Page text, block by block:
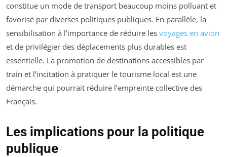
constitue un mode de transport beaucoup moins polluant et
favorisé par diverses politiques publiques. En parallèle, la
sensibilisation à l’importance de réduire les voyages en avion
et de privilégier des déplacements plus durables est
essentielle. La promotion de destinations accessibles par
train et l’incitation à pratiquer le tourisme local est une
démarche qui pourrait réduire l’empreinte collective des
Français.
Les implications pour la politique
publique